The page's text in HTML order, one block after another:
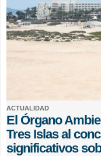
ACTUALIDAD
El Órgano
Tres Islas al
significativos